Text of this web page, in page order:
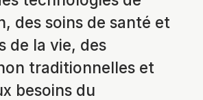
des soins de santé et
de la vie, des
traditionnelles et
besoins du